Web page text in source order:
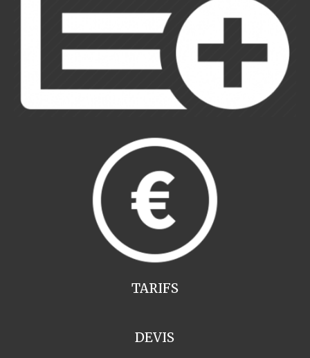
TARIFS
DEVIS